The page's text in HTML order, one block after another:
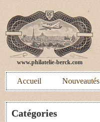
www.philatelie-berck.com
Accueil Nouveautés
Catégories